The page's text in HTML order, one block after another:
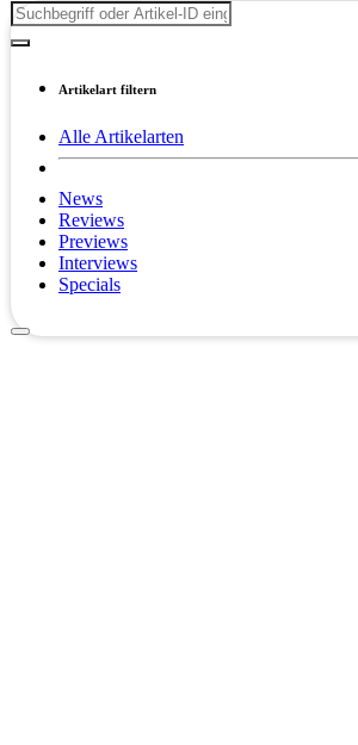
Artikelart filtern
Alle Artikelarten
News
Reviews
Previews
Interviews
Specials